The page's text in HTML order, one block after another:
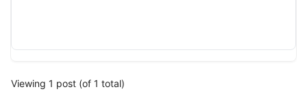
Viewing 1 post (of 1 total)